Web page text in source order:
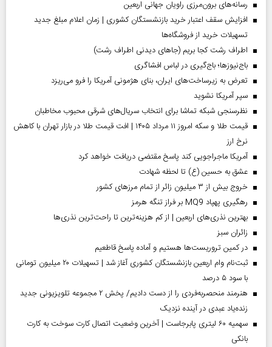
رسانه‌های برون‌مرزی راویان جهانی اربعین
افزایش سقف اعتبار خرید بازنشستگان کشوری | زمان اعلام مبلغ جدید
تسهیلات خرید از فروشگاه‌ها
اطراف رشت کجا بریم (جاهای دیدنی اطراف رشت)
باج‌نیوزها؛ باج‌گیری در لباس افشاگری
تعرض به زیرساخت‌های ایران، بنای هژمونی آمریکا را فرو می‌ریزد
سپر آمریکا نشوید
نظرسنجی شبکه تماشا برای انتخاب سریال‌های شرقی محبوب مخاطبان
قیمت طلا و سکه امروز ۱۱ مرداد ۱۴۰۵ | افت قیمت طلا در بازار تهران با کاهش
نرخ ارز
آمریکا ماجراجویی کند پاسخ مقتضی دریافت خواهد کرد
عشق به حسین (ع) تا لحظه شهادت
خروج بیش از ۳ میلیون زائر از تمام مرز‌های کشور
رهگیری پهپاد MQ9 بر فراز تنگه هرمز
بهترین نذری‌های اربعین | از کم هزینه‌ترین تا راحت‌ترین نذری‌ها
‌زائران سبز
در کمین تروریست‌ها هستیم و آماده پاسخ قاطعیم
ثبت‌نام وام اربعین بازنشستگان کشوری آغاز شد | تسهیلات ۲۰ میلیون تومانی
با سود ۵ درصد
هنرمند منحصر‌به‌فردی را از دست دادیم/ پخش ۲ مجموعه تلویزیونی جدید
زنده‌یاد عبدی در آینده نزدیک
سهمیه ۶۰ لیتری پابرجاست | آخرین وضعیت اتصال کارت سوخت به کارت
بانکی